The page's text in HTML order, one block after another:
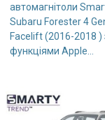
автомагнітоли
Subaru Forester 4
Facelift (2016-2018 )
функціями Apple...